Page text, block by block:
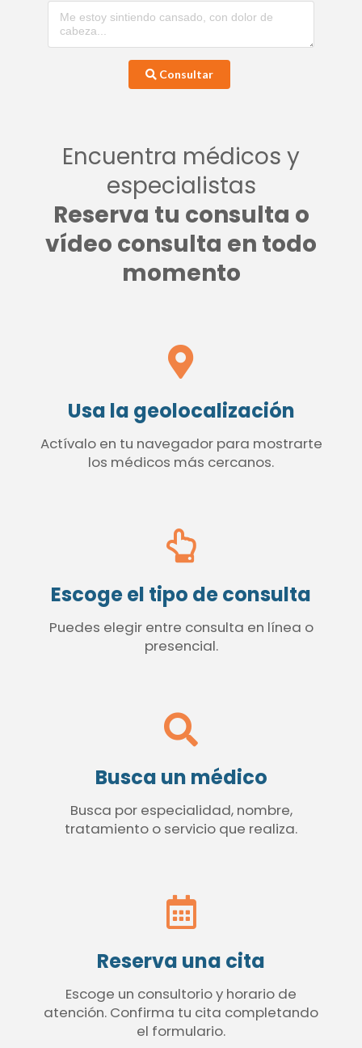
Consultar
Encuentra médicos y
especialistas
Reserva tu consulta o
vídeo consulta en todo
momento
Usa la geolocalización
Actívalo en tu navegador para mostrarte
los médicos más cercanos.
Escoge el tipo de consulta
Puedes elegir entre consulta en línea o
presencial.
Busca un médico
Busca por especialidad, nombre,
tratamiento o servicio que realiza.
Reserva una cita
Escoge un consultorio y horario de
atención. Confirma tu cita completando
el formulario.